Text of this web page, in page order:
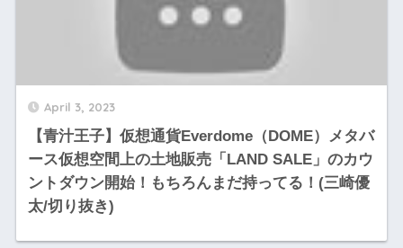
April 3, 2023
【青汁王子】仮想通貨Everdome（DOME）メタバ
ース仮想空間上の土地販売「LAND SALE」のカウ
ントダウン開始！もちろんまだ持ってる！(三崎優
太/切り抜き)